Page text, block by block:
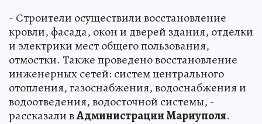
- Строители осуществили восстановление
кровли, фасада, окон и дверей здания, отделки
и электрики мест общего пользования,
отмостки. Также проведено восстановление
инженерных сетей: систем центрального
отопления, газоснабжения, водоснабжения и
водоотведения, водосточной системы, -
рассказали вАдминистрации Мариуполя.